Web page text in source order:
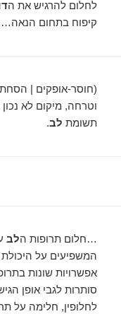
לחלום להרגיש את ה
קיפוח בתחום
(חוסר-אופקים |
וטרחה, מיקום לא
תשומת לב.
…חלום תרופות הלב
המשפיעים על
אפשרויות שונות
סותרות לגבי אופן
לחלופין, חלימה על